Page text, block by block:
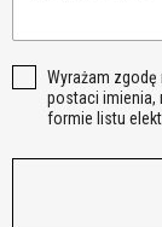
Wyrażam
postaci imienia,
formie listu